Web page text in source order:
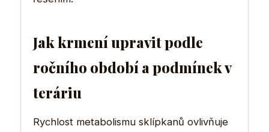
Jak krmení upravit podle
ročního období a podmínek v
teráriu
Rychlost metabolismu sklípkanů ovlivňuje